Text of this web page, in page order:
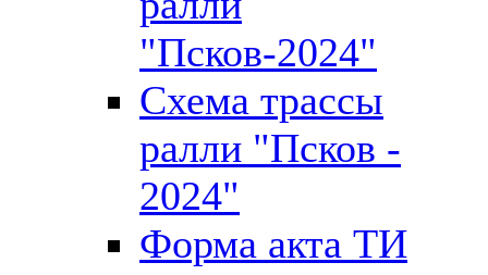
"Псков-2024"
Схема трассы
ралли "Псков -
2024"
Форма акта ТИ